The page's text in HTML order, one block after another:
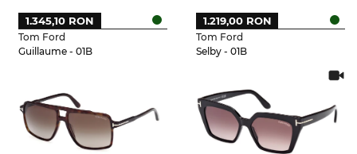
Tom Ford
Guillaume - 01B
1.345,10 RON
Tom Ford
Selby - 01B
1.219,00 RON